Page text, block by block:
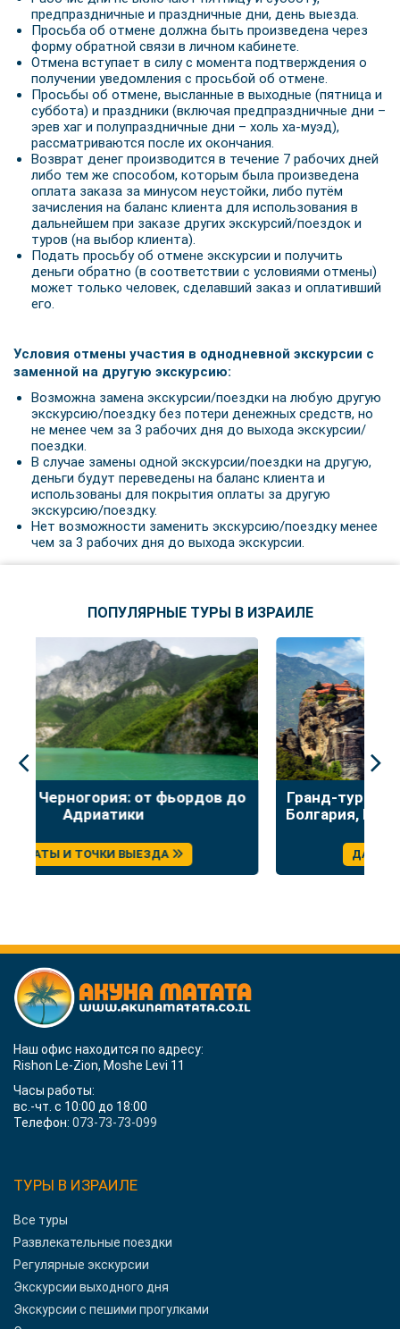
предпраздничные и праздничные дни, день выезда.
Просьба об отмене должна быть произведена через
форму обратной связи в личном кабинете.
Отмена вступает в силу с момента подтверждения о
получении уведомления с просьбой об отмене.
Просьбы об отмене, высланные в выходные (пятница и
суббота) и праздники (включая предпраздничные дни –
эрев хаг и полупраздничные дни – холь ха-муэд),
рассматриваются после их окончания.
Возврат денег производится в течение 7 рабочих дней
либо тем же способом, которым была произведена
оплата заказа за минусом неустойки, либо путём
зачисления на баланс клиента для использования в
дальнейшем при заказе других экскурсий/поездок и
туров (на выбор клиента).
Подать просьбу об отмене экскурсии и получить
деньги обратно (в соответствии с условиями отмены)
может только человек, сделавший заказ и оплативший
его.
Условия отмены участия в однодневной экскурсии с
заменной на другую экскурсию:
Возможна замена экскурсии/поездки на любую другую
экскурсию/поездку без потери денежных средств, но
не менее чем за 3 рабочих дня до выхода экскурсии/
поездки.
В случае замены одной экскурсии/поездки на другую,
деньги будут переведены на баланс клиента и
использованы для покрытия оплаты за другую
экскурсию/поездку.
Нет возможности заменить экскурсию/поездку менее
чем за 3 рабочих дня до выхода экскурсии.
ПОПУЛЯРНЫЕ ТУРЫ В ИЗРАИЛЕ
Гранд-тур по Балканам на Рош а-Шана:
Болгария, Македония, Албания, Греция
ДАТЫ И ТОЧКИ ВЫЕЗДА
Наш офис находится по адресу:
Rishon Le-Zion, Moshe Levi 11
Часы работы:
вс.-чт. с 10:00 до 18:00
Телефон: 073-73-73-099
ТУРЫ В ИЗРАИЛЕ
Все туры
Развлекательные поездки
Регулярные экскурсии
Экскурсии выходного дня
Экскурсии с пешими прогулками